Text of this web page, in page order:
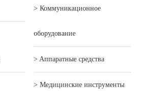
> Коммуникационное
оборудование
> Aппаратные средства
> Mедицинские инструменты